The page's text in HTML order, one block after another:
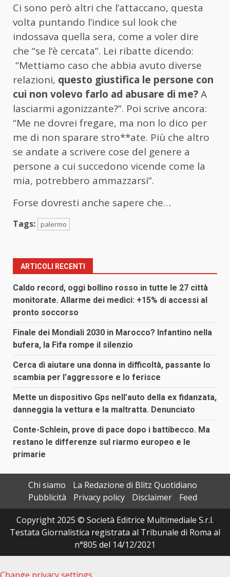
Ci sono però altri che l’attaccano, questa
volta puntando l’indice sul look che
indossava quella sera, come a voler dire
che “se l’è cercata”. Lei ribatte dicendo:
“Mettiamo caso che abbia avuto diverse
relazioni, questo giustifica le persone con
cui non volevo farlo ad abusare di me?A
lasciarmi agonizzante?”. Poi scrive ancora:
“Me ne dovrei fregare, ma non lo dico per
me di non sparare stro**ate. Più che altro
se andate a scrivere cose del genere a
persone a cui succedono vicende come la
mia, potrebbero ammazzarsi”.
Forse dovresti anche sapere che…
Tags: palermo
ARTICOLI RECENTI
Caldo record, oggi bollino rosso in tutte le 27 città
monitorate. Allarme dei medici: +15% di accessi al
pronto soccorso
Finale dei Mondiali 2030 in Marocco? Infantino nella
bufera, la Fifa rompe il silenzio
Cerca di aiutare una donna in difficoltà, passante lo
scambia per l’aggressore e lo ferisce
Mette un dispositivo Gps nell’auto della ex fidanzata,
danneggia la vettura e la maltratta. Denunciato
Conte-Schlein, prove di pace dopo i battibecco. Ma
restano le differenze sul riarmo europeo e le
primarie
Chi siamo
La Redazione di Blitz Quotidiano
Pubblicità
Privacy policy Disclaimer
Feed
Copyright 2025 © Società Editrice Multimediale S.r.l.
Testata Giornalistica registrata al Tribunale di Roma al
n°805 del 14/12/2021
Change privacy settings